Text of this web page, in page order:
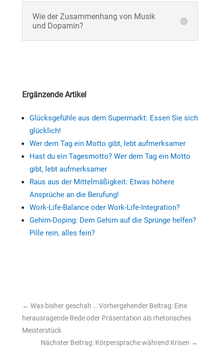
Wie der Zusammenhang von Musik
und Dopamin?
Ergänzende Artikel
Glücksgefühle aus dem Supermarkt: Essen Sie sich
glücklich!
Wer dem Tag ein Motto gibt, lebt aufmerksamer
Hast du ein Tagesmotto? Wer dem Tag ein Motto
gibt, lebt aufmerksamer
Raus aus der Mittelmäßigkeit: Etwas höhere
Ansprüche an die Berufung!
Work-Life-Balance oder Work-Life-Integration?
Gehirn-Doping: Dem Gehirn auf die Sprünge helfen?
Pille rein, alles fein?
← Was bisher geschah … Vorhergehender Beitrag: Eine
herausragende Rede oder Präsentation als rhetorisches
Meisterstück
Nächster Beitrag: Körpersprache während Krisen →